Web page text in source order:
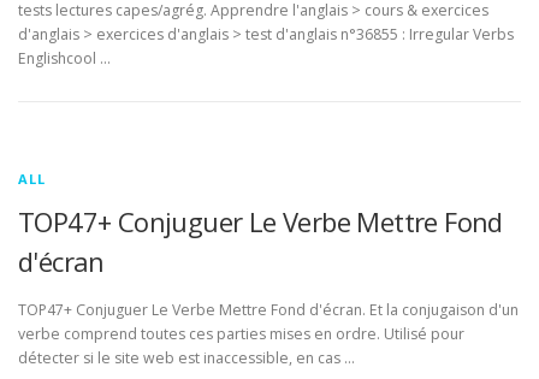
tests lectures capes/agrég. Apprendre l'anglais > cours & exercices
d'anglais > exercices d'anglais > test d'anglais n°36855 : Irregular Verbs
Englishcool …
ALL
TOP47+ Conjuguer Le Verbe Mettre Fond
d'écran
TOP47+ Conjuguer Le Verbe Mettre Fond d'écran. Et la conjugaison d'un
verbe comprend toutes ces parties mises en ordre. Utilisé pour
détecter si le site web est inaccessible, en cas …